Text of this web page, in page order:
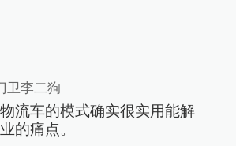
卫李二狗
流车的模式确实很实用能解
的痛点。